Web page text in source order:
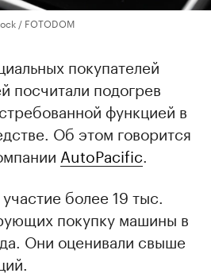
/ FOTODOM
покупателей
посчитали подогрев
функцией в
Об этом говорится
AutoPacific
более 19 тыс.
покупку машины в
Они оценивали свыше